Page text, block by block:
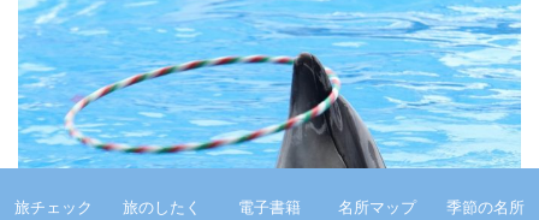
旅チェック 旅のしたく 電子書籍 名所マップ 季節の名所